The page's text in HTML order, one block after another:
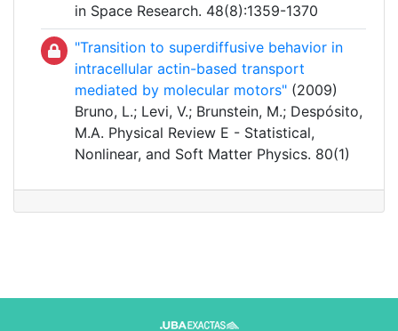
in Space Research. 48(8):1359-1370
"Transition to superdiffusive behavior in
intracellular actin-based transport
mediated by molecular motors" (2009)
Bruno, L.; Levi, V.; Brunstein, M.; Despósito,
M.A. Physical Review E - Statistical,
Nonlinear, and Soft Matter Physics. 80(1)